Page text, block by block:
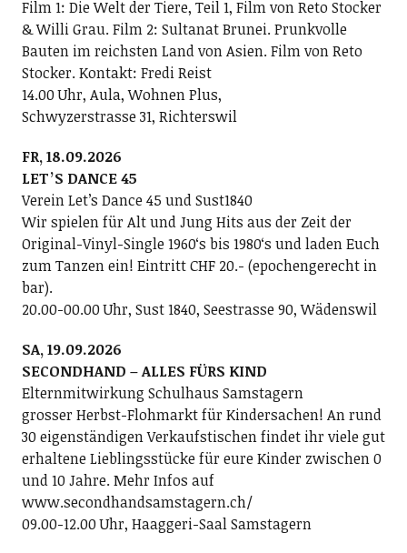
Film 1: Die Welt der Tiere, Teil 1, Film von Reto Stocker
& Willi Grau. Film 2: Sultanat Brunei. Prunkvolle
Bauten im reichsten Land von Asien. Film von Reto
Stocker. Kontakt: Fredi Reist
14.00 Uhr, Aula, Wohnen Plus,
Schwyzerstrasse 31, Richterswil
FR, 18.09.2026
LETʼS DANCE 45
Verein Letʼs Dance 45 und Sust1840
Wir spielen für Alt und Jung Hits aus der Zeit der
Original-Vinyl-Single 1960ʻs bis 1980ʻs und laden Euch
zum Tanzen ein! Eintritt CHF 20.- (epochengerecht in
bar).
20.00-00.00 Uhr, Sust 1840, Seestrasse 90, Wädenswil
SA, 19.09.2026
SECONDHAND – ALLES FÜRS KIND
Elternmitwirkung Schulhaus Samstagern
grosser Herbst-Flohmarkt für Kindersachen! An rund
30 eigenständigen Verkaufstischen findet ihr viele gut
erhaltene Lieblingsstücke für eure Kinder zwischen 0
und 10 Jahre. Mehr Infos auf
www.secondhandsamstagern.ch/
09.00-12.00 Uhr, Haaggeri-Saal Samstagern